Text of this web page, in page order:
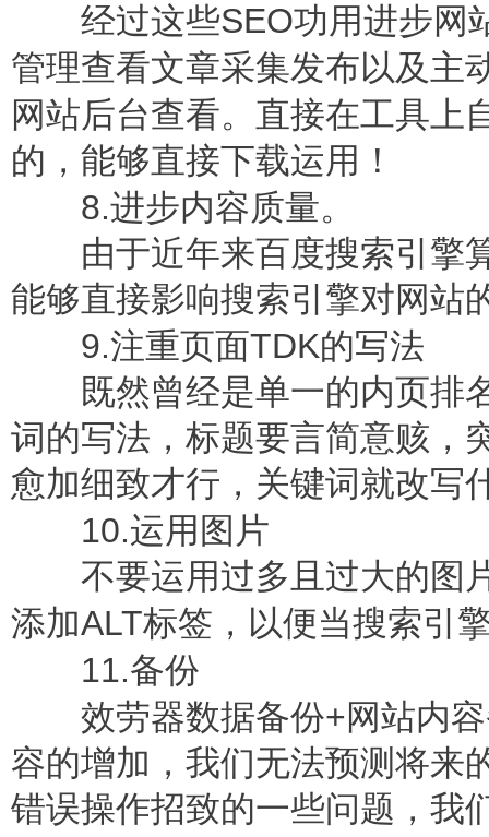
经过这些SEO功用进步网
管理查看文章采集发布以及主
网站后台查看。直接在工具上
的，能够直接下载运用！
8.进步内容质量。
由于近年来百度搜索引擎算
能够直接影响搜索引擎对网站
9.注重页面TDK的写法
既然曾经是单一的内页排名
词的写法，标题要言简意赅，
愈加细致才行，关键词就改写
10.运用图片
不要运用过多且过大的图片
添加ALT标签，以便当搜索引
11.备份
效劳器数据备份+ 网站内
容的增加，我们无法预测将来
错误操作招致的一些问题，我